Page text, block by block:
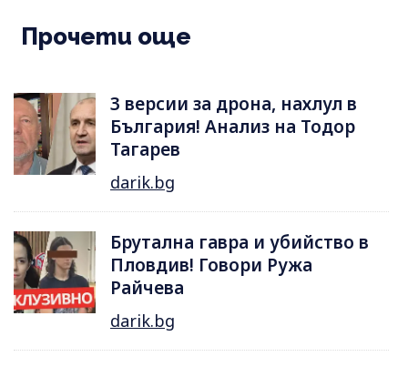
Прочети още
3 версии за дрона, нахлул в
България! Анализ на Тодор
Тагарев
darik.bg
Брутална гавра и убийство в
Пловдив! Говори Ружа
Райчева
darik.bg